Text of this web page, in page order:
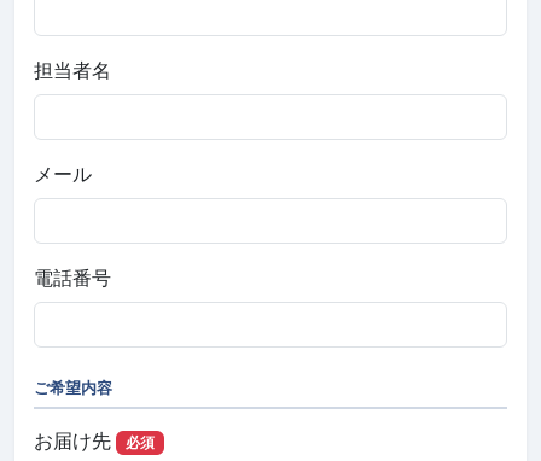
担当者名
メール
電話番号
ご希望内容
お届け先 必須